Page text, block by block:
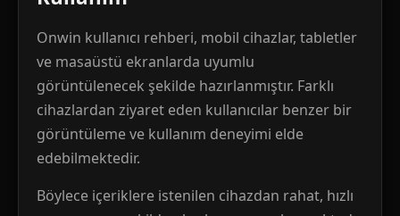
Onwin kullanıcı rehberi, mobil cihazlar, tabletler
ve masaüstü ekranlarda uyumlu
görüntülenecek şekilde hazırlanmıştır. Farklı
cihazlardan ziyaret eden kullanıcılar benzer bir
görüntüleme ve kullanım deneyimi elde
edebilmektedir.
Böylece içeriklere istenilen cihazdan rahat, hızlı